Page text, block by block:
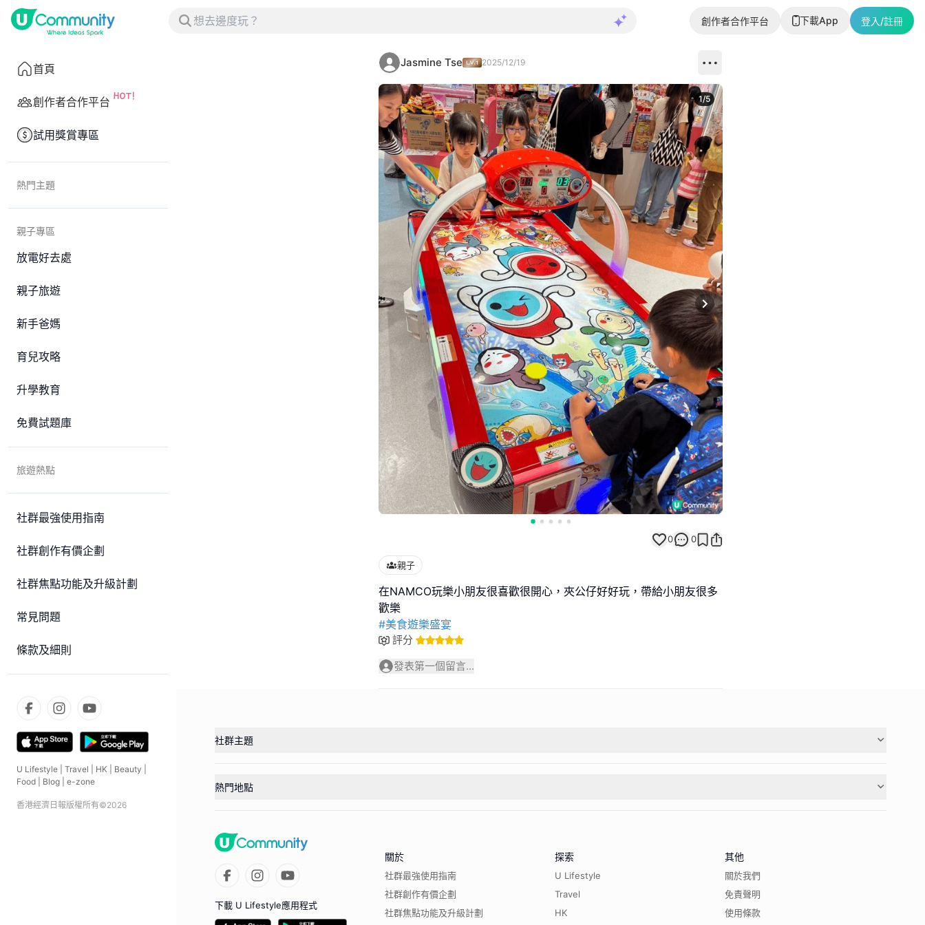
創作者合作平台 下載App 登入/註冊
首頁
創作者合作平台
試用獎賞專區
熱門主題
親子專區
放電好去處
親子旅遊
新手爸媽
育兒攻略
升學教育
免費試題庫
旅遊熱點
社群最強使用指南
社群創作有價企劃
社群焦點功能及升級計劃
常見問題
條款及細則
U Lifestyle Travel HK Beauty
Food
Blog e-zone
香港經濟日報版權所有©2026
Jasmine Tse 2025/12/19
Next slide
1/5
0 0
親子
在NAMCO玩樂小朋友很喜歡很開心，夾公仔好好玩，帶給小朋友很多
#美食遊樂盛宴
評分
發表第一個留言...
社群主題
熱門地點
下載 U Lifestyle應用程式
關於
社群最強使用指南
社群創作有價企劃
社群焦點功能及升級計劃
探索
U Lifestyle
Travel
HK
其他
關於我們
免責聲明
使用條款